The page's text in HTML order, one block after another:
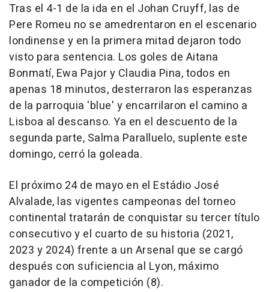
Tras el 4-1 de la ida en el Johan Cruyff, las de
Pere Romeu no se amedrentaron en el escenario
londinense y en la primera mitad dejaron todo
visto para sentencia. Los goles de Aitana
Bonmatí, Ewa Pajor y Claudia Pina, todos en
apenas 18 minutos, desterraron las esperanzas
de la parroquia 'blue' y encarrilaron el camino a
Lisboa al descanso. Ya en el descuento de la
segunda parte, Salma Paralluelo, suplente este
domingo, cerró la goleada.
El próximo 24 de mayo en el Estádio José
Alvalade, las vigentes campeonas del torneo
continental tratarán de conquistar su tercer título
consecutivo y el cuarto de su historia (2021,
2023 y 2024) frente a un Arsenal que se cargó
después con suficiencia al Lyon, máximo
ganador de la competición (8).